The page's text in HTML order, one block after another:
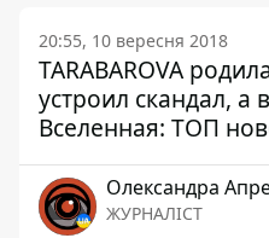
20:55, 10 вересня 2018
TARABAROVA
устроил скандал,
Вселенная: ТОП
Олександра
ЖУРНАЛІСТ